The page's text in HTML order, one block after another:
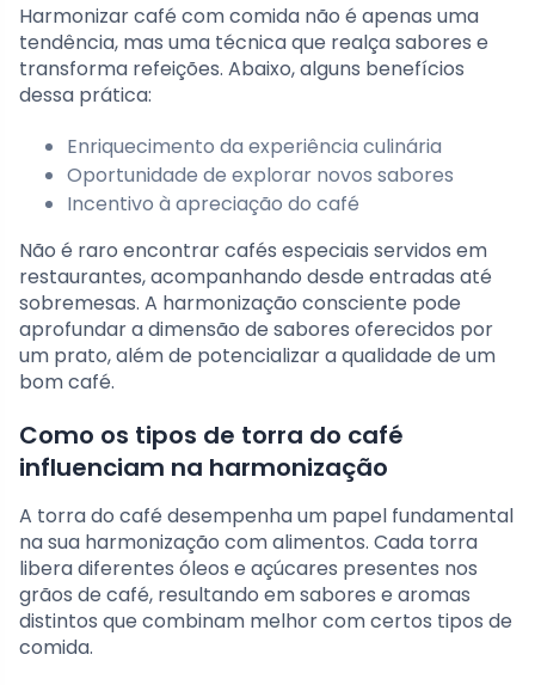
Harmonizar café com comida não é apenas uma
tendência, mas uma técnica que realça sabores e
transforma refeições. Abaixo, alguns benefícios
dessa prática:
Enriquecimento da experiência culinária
Oportunidade de explorar novos sabores
Incentivo à apreciação do café
Não é raro encontrar cafés especiais servidos em
restaurantes, acompanhando desde entradas até
sobremesas. A harmonização consciente pode
aprofundar a dimensão de sabores oferecidos por
um prato, além de potencializar a qualidade de um
bom café.
Como os tipos de torra do café
influenciam na harmonização
A torra do café desempenha um papel fundamental
na sua harmonização com alimentos. Cada torra
libera diferentes óleos e açúcares presentes nos
grãos de café, resultando em sabores e aromas
distintos que combinam melhor com certos tipos de
comida.